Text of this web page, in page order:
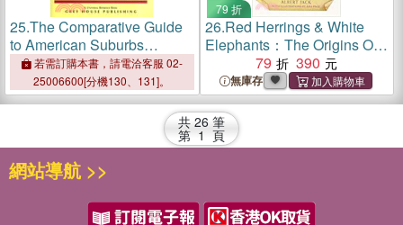
25.The Comparative Guide
to American Suburbs
2009/10
若需訂購本書，請電洽客服 02-
25006600[分機130、131]。
79 折
26.Red Herrings & White
Elephants：The Origins Of
The Phrases We Use Every
Day
79 390
無庫存
共 26 筆
第 1 頁
網站導航 >>